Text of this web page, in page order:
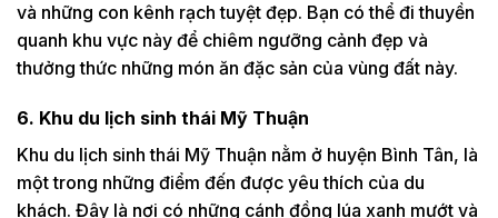
và những con kênh rạch tuyệt đẹp. Bạn có thể đi thuyền
quanh khu vực này để chiêm ngưỡng cảnh đẹp và
thưởng thức những món ăn đặc sản của vùng đất này.
6. Khu du lịch sinh thái Mỹ Thuận
Khu du lịch sinh thái Mỹ Thuận nằm ở huyện Bình Tân, là
một trong những điểm đến được yêu thích của du
khách. Đây là nơi có những cánh đồng lúa xanh mướt và